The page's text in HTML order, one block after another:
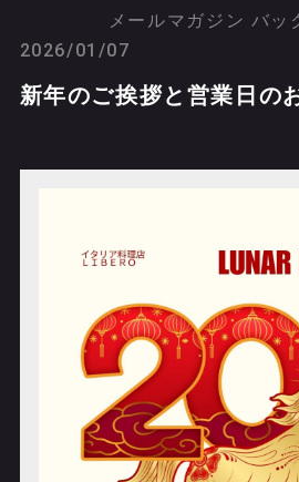
メールマガジン バッ
2026/01/07
新年のご挨拶と営業日の